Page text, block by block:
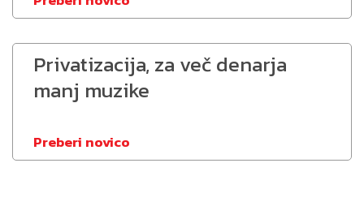
Privatizacija, za več denarja
manj muzike
Preberi novico